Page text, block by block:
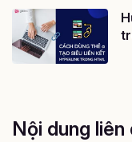
Nội dung liên